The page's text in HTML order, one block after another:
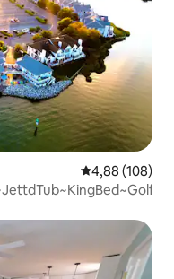
4,88 av 5 i
4,88 (108)